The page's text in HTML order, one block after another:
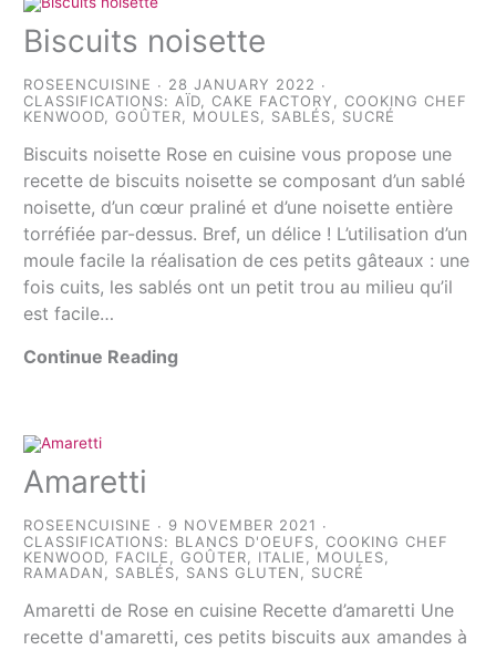
Biscuits noisette
ROSEENCUISINE
28 JANUARY 2022
CLASSIFICATIONS: AÏD ,CAKE FACTORY ,COOKING CHEF
KENWOOD ,GOÛTER MOULES SABLÉS , SUCRÉ
Biscuits noisette Rose en cuisine vous propose une
recette de biscuits noisette se composant d’un sablé
noisette, d’un cœur praliné et d’une noisette entière
torréfiée par-dessus. Bref, un délice ! L’utilisation d’un
moule facile la réalisation de ces petits gâteaux : une
fois cuits, les sablés ont un petit trou au milieu qu’il
est facile…
Continue Reading
Amaretti
ROSEENCUISINE
9 NOVEMBER 2021
CLASSIFICATIONS: BLANCS D'OEUFS ,COOKING CHEF
KENWOOD
FACILE ,GOÛTER ITALIE MOULES
RAMADAN
SABLÉS SANS GLUTEN SUCRÉ
Amaretti de Rose en cuisine Recette d’amaretti Une
recette d'amaretti, ces petits biscuits aux amandes à